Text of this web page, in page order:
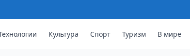
Культура Спорт Туризм В мире